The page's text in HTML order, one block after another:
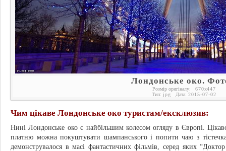
Лондонське око.
Розмір оригіналу: 670x447
Тип: jpg Дата: 2015-07-02
Чим цікаве Лондонське око туристам/ексклюзив:
Нині Лондонське око є найбільшим колесом огляду в Європі.
платню можна покуштувати шампанського і попити чаю з
демонструвалося в масі фантастичних фільмів, серед яких